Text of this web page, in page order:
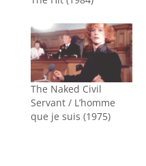
The Naked Civil
Servant / L’homme
que je suis (1975)